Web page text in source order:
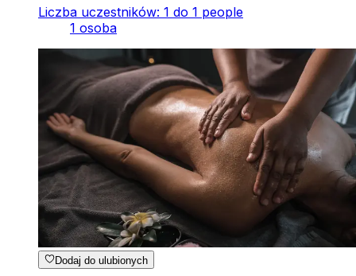
Liczba uczestników: 1 do 1 people
1 osoba
Dodaj do ulubionych